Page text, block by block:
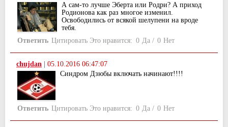
А сам-то лучше Эберта или Родри? А приход
Родионова как раз многое изменил.
Освободились от всякой шелупени на вроде
тебя.
Ответить Цитировать Это нравится: 0 Да / 0 Нет
chujdan | 05.10.2016 06:47:07
Синдром Дзюбы включать начинают!!!!
Ответить Цитировать Это нравится: 0 Да / 0 Нет